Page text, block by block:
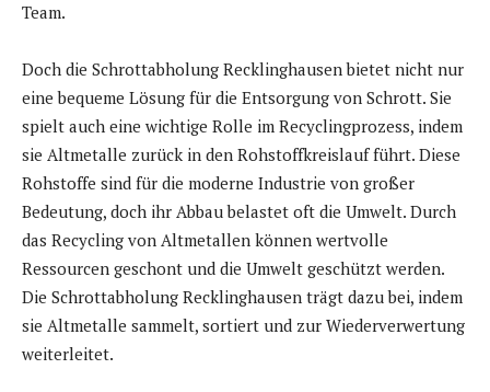
Team.
Doch die Schrottabholung Recklinghausen bietet nicht nur
eine bequeme Lösung für die Entsorgung von Schrott. Sie
spielt auch eine wichtige Rolle im Recyclingprozess, indem
sie Altmetalle zurück in den Rohstoffkreislauf führt. Diese
Rohstoffe sind für die moderne Industrie von großer
Bedeutung, doch ihr Abbau belastet oft die Umwelt. Durch
das Recycling von Altmetallen können wertvolle
Ressourcen geschont und die Umwelt geschützt werden.
Die Schrottabholung Recklinghausen trägt dazu bei, indem
sie Altmetalle sammelt, sortiert und zur Wiederverwertung
weiterleitet.